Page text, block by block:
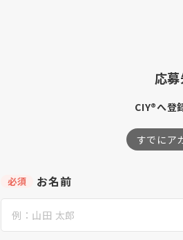
応
CIY®へ登
すでにア
必須 お名前